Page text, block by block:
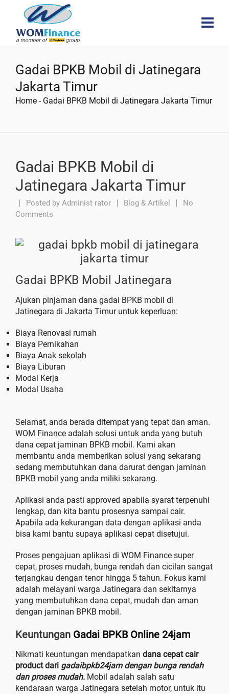
Gadai BPKB Mobil di Jatinegara
Jakarta Timur
Home - Gadai BPKB Mobil di Jatinegara Jakarta Timur
Gadai BPKB Mobil di
Jatinegara Jakarta Timur
Posted by Administ rator Blog & Artikel
No
Comments
Gadai BPKB Mobil Jatinegara
Ajukan pinjaman dana gadai BPKB mobil di
Jatinegara di Jakarta Timur untuk keperluan:
Biaya Renovasi rumah
Biaya Pernikahan
Biaya Anak sekolah
Biaya Liburan
Modal Kerja
Modal Usaha
Selamat, anda berada ditempat yang tepat dan aman.
WOM Finance adalah solusi untuk anda yang butuh
dana cepat jaminan BPKB mobil. Kami akan
membantu anda memberikan solusi yang sekarang
sedang membutuhkan dana darurat dengan jaminan
BPKB mobil yang anda miliki sekarang.
Aplikasi anda pasti approved apabila syarat terpenuhi
lengkap, dan kita bantu prosesnya sampai cair.
Apabila ada kekurangan data dengan aplikasi anda
bisa kami bantu supaya aplikasi cepat disetujui.
Proses pengajuan aplikasi di WOM Finance super
cepat, proses mudah, bunga rendah dan cicilan sangat
terjangkau dengan tenor hingga 5 tahun. Fokus kami
adalah melayani warga Jatinegara dan sekitarnya
yang membutuhkan dana cepat, mudah dan aman
dengan jaminan BPKB mobil.
Keuntungan Gadai BPKB Online 24jam
Nikmati keuntungan mendapatkan dana cepat cair
product dari gadaibpkb24jam dengan bunga rendah
dan proses mudah. Mobil adalah salah satu
kendaraan warga Jatinegara setelah motor, untuk itu